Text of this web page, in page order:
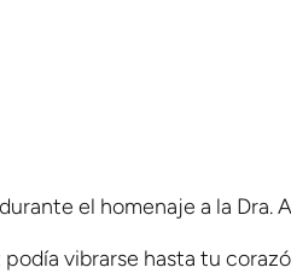
el homenaje a la Dra.
podía vibrarse hasta tu